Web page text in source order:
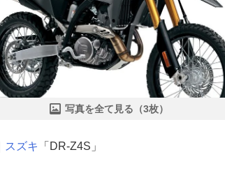
写真を全て見る（3枚）
スズキ 「DR-Z4S」